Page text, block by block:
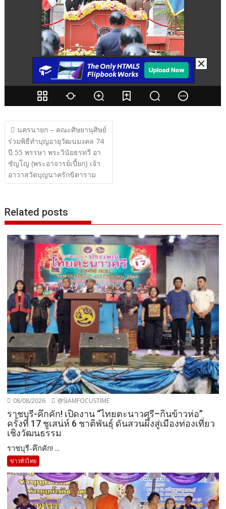
แนะแนว
เรื่อง
นครนายก – คณะศิษยานุศิษย์
ร่วมพิธีทำบุญอายุวัฒนมงคล 74
ปี 55 พรรษา พระวินัยธรทวี อา
ชัญโญ (พระอาจารย์เปี้ยก) เจ้า
อาวาสวัดบุญนาครักขิตาราม
Related posts
08/08/2026 @SIAMFOCUSTIME
ราชบุรี-คึกคัก! เปิดงาน “ไทยตะนาวศรี–กินข้าวห่อ”
ครั้งที่ 17 ชูเสน่ห์ 6 ชาติพันธุ์ ดันสวนผึ้งสู่เมืองท่องเที่ยว
เชิงวัฒนธรรม
ราชบุรี-คึกคัก! ...
ข่าวทั่วไทย